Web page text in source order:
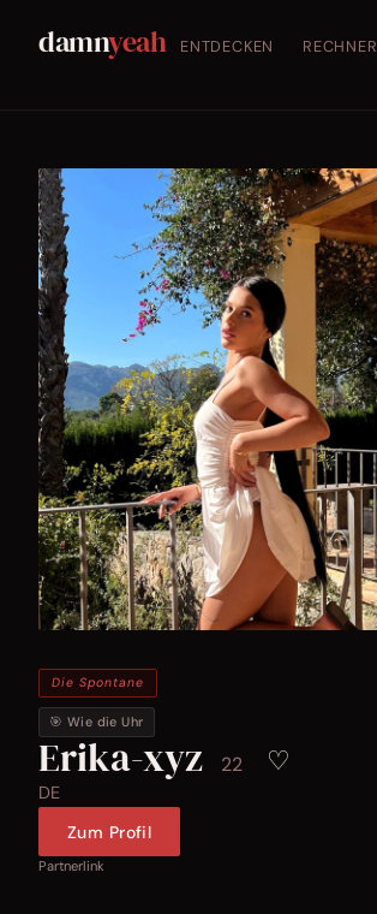
damnyeah ENTDECKEN RECHNER
Die Spontane
🎯 Wie die Uhr
Erika-xyz 22 ♡
DE
Zum Profil
Partnerlink